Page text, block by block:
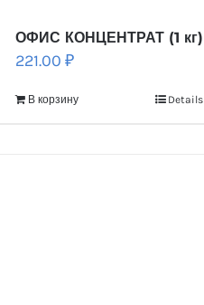
ОФИС КОНЦЕНТРАТ (1 кг)
221.00 ₽
В корзину Details